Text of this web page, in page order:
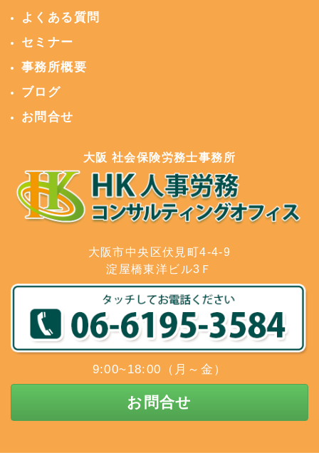
よくある質問
セミナー
事務所概要
ブログ
お問合せ
大阪 社会保険労務士事務所
大阪市中央区伏見町4-4-9
淀屋橋東洋ビル3Ｆ
9:00~18:00（月～金）
お問合せ